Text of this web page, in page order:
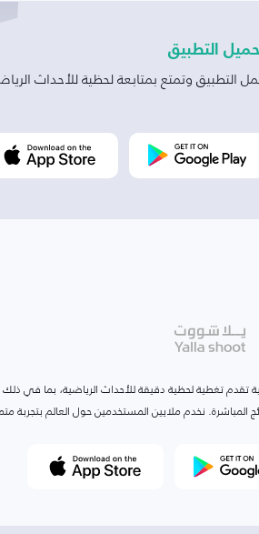
التطبيق
التطبيق وتمتع بمتابعة لحظية للأحداث
تقدم تغطية لحظية دقيقة للأحداث الرياضية، بما في ذلك
المباشرة. نخدم ملايين المستخدمين حول العالم بتجربة